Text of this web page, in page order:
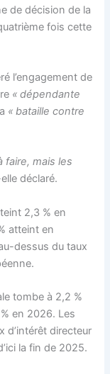
de décision de la
fois cette
l’engagement de
« dépendante
« bataille contre
faire, mais les
déclaré.
2,3 % en
atteint en
dessus du taux
tombe à 2,2 %
en 2026. Les
d’intérêt directeur
la fin de 2025.